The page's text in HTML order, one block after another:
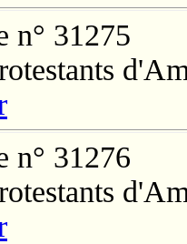
n° 31275
n° 31276